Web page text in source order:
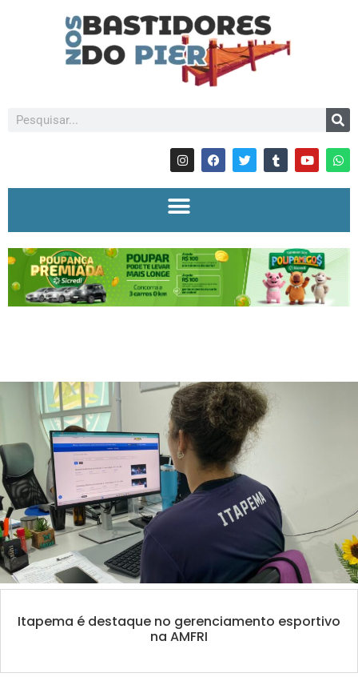
Itapema é destaque no gerenciamento esportivo
na AMFRI